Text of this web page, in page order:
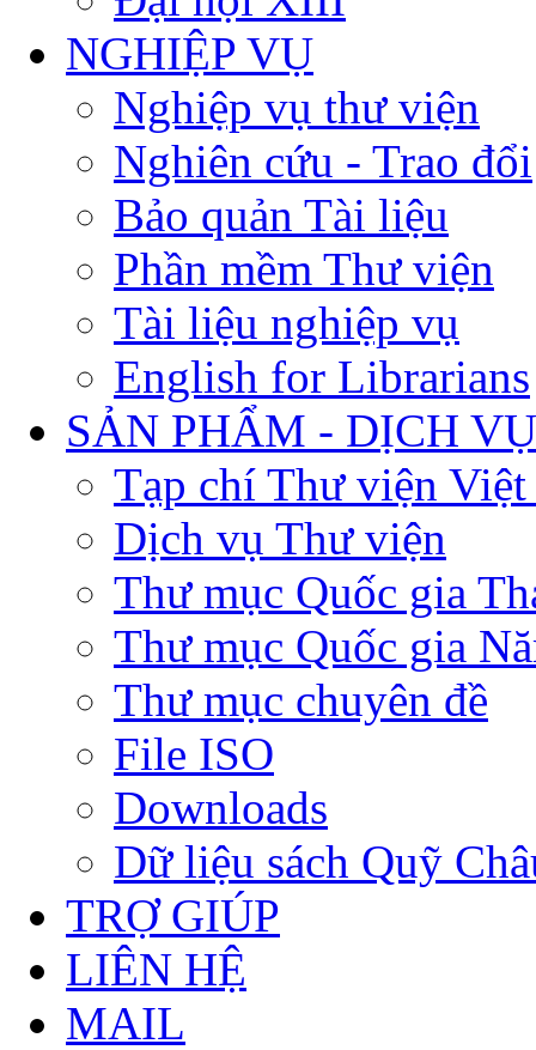
NGHIỆP VỤ
Nghiệp vụ thư viện
Nghiên cứu - Trao đổi
Bảo quản Tài liệu
Phần mềm Thư viện
Tài liệu nghiệp vụ
English for Librarians
SẢN PHẨM - DỊCH VỤ
Tạp chí Thư viện Việt
Dịch vụ Thư viện
Thư mục Quốc gia
Thư mục Quốc gia
Thư mục chuyên đề
File ISO
Downloads
Dữ liệu sách Quỹ
TRỢ GIÚP
LIÊN HỆ
MAIL